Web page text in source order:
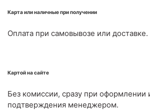
Карта или наличные при получении
Оплата при самовывозе или доставке.
Картой на сайте
Без комиссии, сразу при оформлении
подтверждения менеджером.